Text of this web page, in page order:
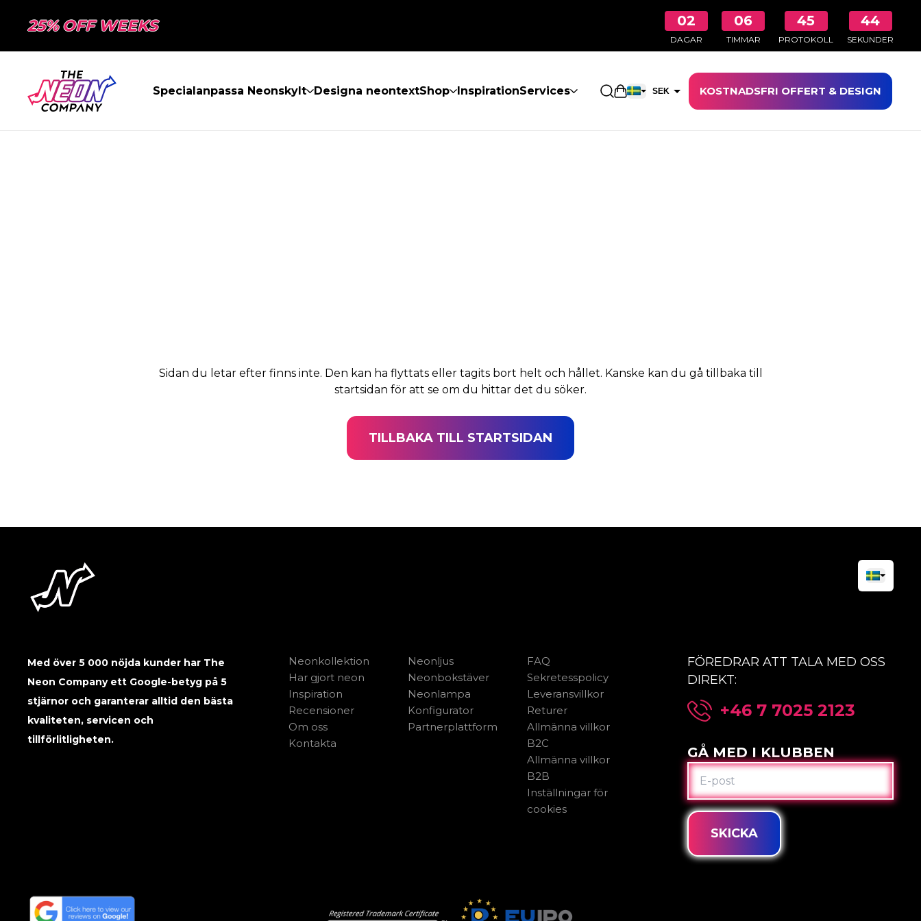
25% OFF WEEKS 02
DAGAR
06
TIMMAR
45
PROTOKOLL
43
SEKUNDER
Specialanpassa Neonskylt Designa neontextShop InspirationServices Öppna kundkorgen
SEK KOSTNADSFRI OFFERT & DESIGN
Sidan du letar efter finns inte. Den kan ha flyttats eller tagits bort helt och hållet. Kanske kan du gå tillbaka till
startsidan för att se om du hittar det du söker.
TILLBAKA TILL STARTSIDAN
Med över 5 000 nöjda kunder har The
Neon Company ett Google-betyg på 5
stjärnor och garanterar alltid den bästa
kvaliteten, servicen och
tillförlitligheten.
Neonkollektion
Har gjort neon
Inspiration
Recensioner
Om oss
Kontakta
Neonljus
Neonbokstäver
Neonlampa
Konfigurator
Partnerplattform
FAQ
Sekretesspolicy
Leveransvillkor
Returer
Allmänna villkor
B2C
Allmänna villkor
B2B
Inställningar för
cookies
FÖREDRAR ATT TALA MED OSS
DIREKT:
+46 7 7025 2123
GÅ MED I KLUBBEN
E-
POST
SKICKA